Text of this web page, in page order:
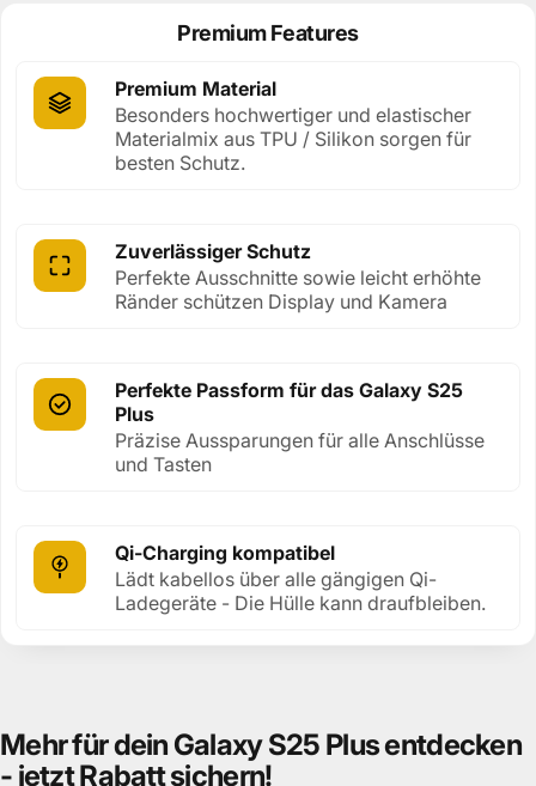
Premium Features
Premium Material
Besonders hochwertiger und elastischer
Materialmix aus TPU / Silikon sorgen für
besten Schutz.
Zuverlässiger Schutz
Perfekte Ausschnitte sowie leicht erhöhte
Ränder schützen Display und Kamera
Perfekte Passform für das Galaxy S25
Plus
Präzise Aussparungen für alle Anschlüsse
und Tasten
Qi-Charging kompatibel
Lädt kabellos über alle gängigen Qi-
Ladegeräte - Die Hülle kann draufbleiben.
Mehrfürdein GalaxyS25 Plusentdecken
- jetztRabattsichern!